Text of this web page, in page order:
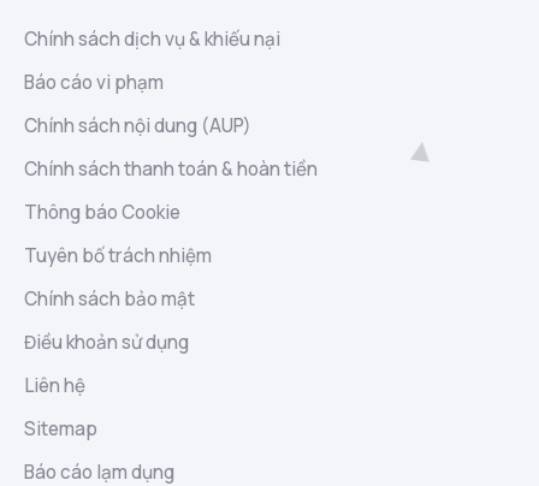
Chính sách dịch vụ & khiếu nại
Báo cáo vi phạm
Chính sách nội dung (AUP)
Chính sách thanh toán & hoàn tiền
Thông báo Cookie
Tuyên bố trách nhiệm
Chính sách bảo mật
Điều khoản sử dụng
Liên hệ
Sitemap
Báo cáo lạm dụng